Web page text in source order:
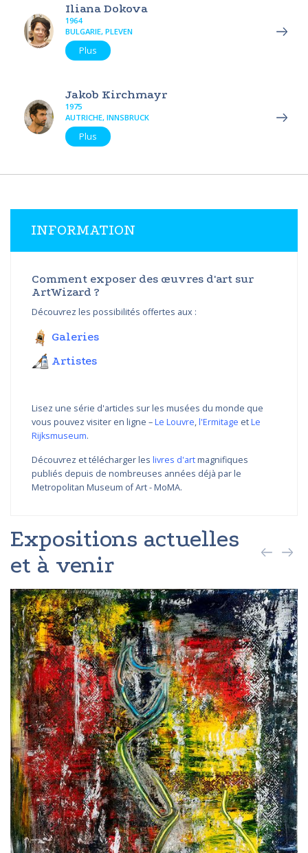
Iliana Dokova
1964
BULGARIE, PLEVEN
Plus
Jakob Kirchmayr
1975
AUTRICHE, INNSBRUCK
Plus
INFORMATION
Comment exposer des œuvres d'art sur
ArtWizard ?
Découvrez les possibilités offertes aux :
Galeries
Artistes
Lisez une série d'articles sur les musées du monde que
vous pouvez visiter en ligne –Le Louvre,l'Ermitage etLe
Rijksmuseum.
Découvrez et télécharger les livres d'artmagnifiques
publiés depuis de nombreuses années déjà par le
Metropolitan Museum of Art - MoMA.
Expositions actuelles
et à venir